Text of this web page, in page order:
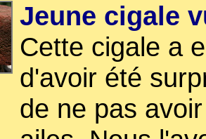
Jeune cigale
Cette cigale a
d'avoir été
de ne pas